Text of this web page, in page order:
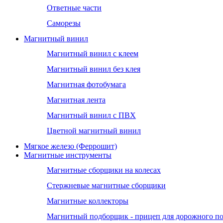
Ответные части
Саморезы
Магнитный винил
Магнитный винил с клеем
Магнитный винил без клея
Магнитная фотобумага
Магнитная лента
Магнитный винил с ПВХ
Цветной магнитный винил
Мягкое железо (Феррошит)
Магнитные инструменты
Магнитные сборщики на колесах
Стержневые магнитные сборщики
Магнитные коллекторы
Магнитный подборщик - прицеп для дорожного